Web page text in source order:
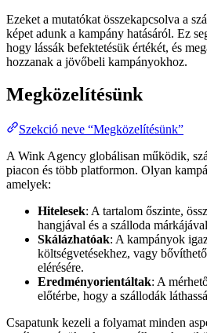
Ezeket a mutatókat összekapcsolva a
képet adunk a kampány hatásáról. Ez
hogy lássák befektetésük értékét, és
hozzanak a jövőbeli kampányokhoz.
Megközelítésünk
Szekció neve “Megközelítésünk”
A Wink Agency globálisan működik,
piacon és több platformon. Olyan
amelyek:
Hitelesek: A tartalom őszinte,
hangjával és a szálloda
Skálázhatóak: A kampányok
költségvetésekhez, vagy
elérésére.
Eredményorientáltak: A
előtérbe, hogy a szállodák
Csapatunk kezeli a folyamat minden